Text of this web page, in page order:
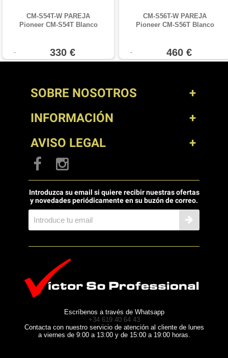
CM-S54T-W PAREJA
Pioneer CM-S54T Blanco
330 €
CM-S56T-W PAREJA
Pioneer CM-S56T Blanco
460 €
SOBRE NOSOTROS
INFORMACIÓN
AVISO LEGAL
Introduzca su email si quiere recibir nuestras ofertas
y novedades periódicamente en su buzón de correo.
Escríbenos a través de Whatsapp
+34 619 40 64 43
Contacta con nuestro servicio de atención al cliente de lunes
a viernes de 9:00 a 13:00 y de 15:00 a 19:00 horas.